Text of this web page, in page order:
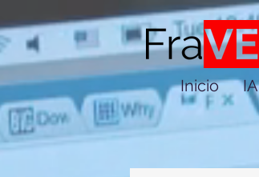
Inicio IA